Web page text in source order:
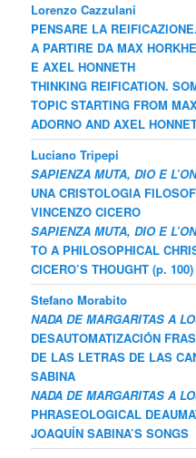
Lorenzo Cazzulani
PENSARE LA
A PARTIRE DA MAX
E AXEL HONNETH
THINKING REIFICATION.
TOPIC STARTING FROM
ADORNO AND AXEL
Luciano Tripepi
SAPIENZA MUTA, DIO E
UNA CRISTOLOGIA
VINCENZO CICERO
SAPIENZA MUTA, DIO E
TO A PHILOSOPHICAL
CICERO’S THOUGHT(p. 100)
Stefano Morabito
NADA DE MARGARITAS A
DESAUTOMATIZACIÓN
DE LAS LETRAS DE LAS
SABINA
NADA DE MARGARITAS A
PHRASEOLOGICAL
JOAQUÍN SABINA’S SONGS